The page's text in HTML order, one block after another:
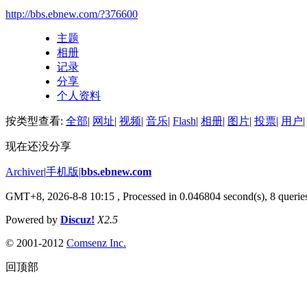
http://bbs.ebnew.com/?376600
主题
相册
记录
分享
个人资料
按类型查看: 全部| 网址| 视频| 音乐| Flash| 相册| 图片| 投票| 用户|
现在还没分享
Archiver|手机版|bbs.ebnew.com
GMT+8, 2026-8-8 10:15 , Processed in 0.046804 second(s), 8
Powered by Discuz! X2.5
© 2001-2012 Comsenz Inc.
回顶部